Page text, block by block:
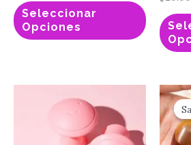
Seleccionar
Opciones
en
página
MINI